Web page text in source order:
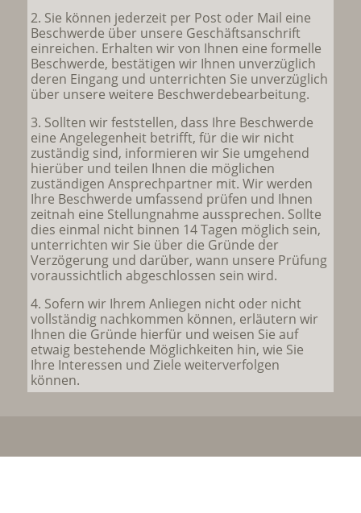
2. Sie können jederzeit per Post oder Mail eine
Beschwerde über unsere Geschäftsanschrift
einreichen. Erhalten wir von Ihnen eine formelle
Beschwerde, bestätigen wir Ihnen unverzüglich
deren Eingang und unterrichten Sie unverzüglich
über unsere weitere Beschwerdebearbeitung.
3. Sollten wir feststellen, dass Ihre Beschwerde
eine Angelegenheit betrifft, für die wir nicht
zuständig sind, informieren wir Sie umgehend
hierüber und teilen Ihnen die möglichen
zuständigen Ansprechpartner mit. Wir werden
Ihre Beschwerde umfassend prüfen und Ihnen
zeitnah eine Stellungnahme aussprechen. Sollte
dies einmal nicht binnen 14 Tagen möglich sein,
unterrichten wir Sie über die Gründe der
Verzögerung und darüber, wann unsere Prüfung
voraussichtlich abgeschlossen sein wird.
4. Sofern wir Ihrem Anliegen nicht oder nicht
vollständig nachkommen können, erläutern wir
Ihnen die Gründe hierfür und weisen Sie auf
etwaig bestehende Möglichkeiten hin, wie Sie
Ihre Interessen und Ziele weiterverfolgen
können.